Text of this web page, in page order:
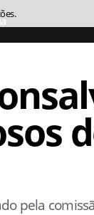
pela